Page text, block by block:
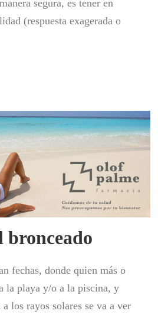
segura, es tener en
(respuesta exagerada o
bronceado
fechas, donde quien más o
la playa y/o a la piscina, y
los rayos solares se va a ver